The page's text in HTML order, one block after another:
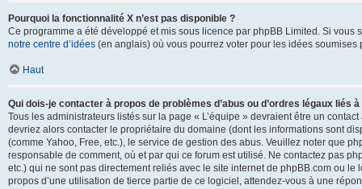
Pourquoi la fonctionnalité X n’est pas disponible ?
Ce programme a été développé et mis sous licence par phpBB Limited. Si
notre centre d’idées (en anglais) où vous pourrez voter pour les idées soumises
Haut
Qui dois-je contacter à propos de problèmes d’abus ou d’ordres légaux liés
Tous les administrateurs listés sur la page « L’équipe » devraient être un
devriez alors contacter le propriétaire du domaine (dont les informations sont
(comme Yahoo, Free, etc.), le service de gestion des abus. Veuillez noter que
responsable de comment, où et par qui ce forum est utilisé. Ne contactez pas
etc.) qui ne sont pas directement reliés avec le site internet de phpBB.com ou
propos d’une utilisation de tierce partie de ce logiciel, attendez-vous à une